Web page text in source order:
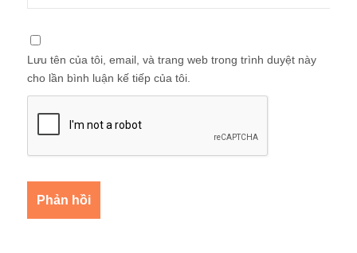
Lưu tên của tôi, email, và trang web trong trình duyệt này
cho lần bình luận kế tiếp của tôi.